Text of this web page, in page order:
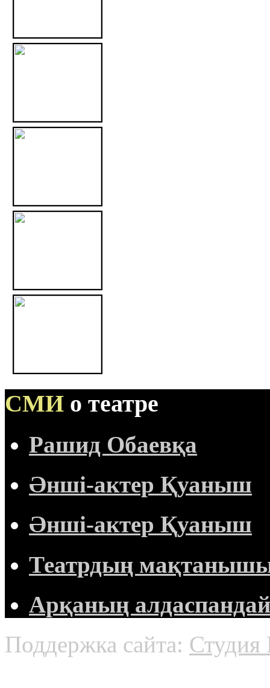
СМИ о театре
Рашид Обаевқа
Әнші-актер Қуаныш
Әнші-актер Қуаныш
Театрдың мақтанышы
Арқаның алдаспандай
Поддержка сайта: Студия